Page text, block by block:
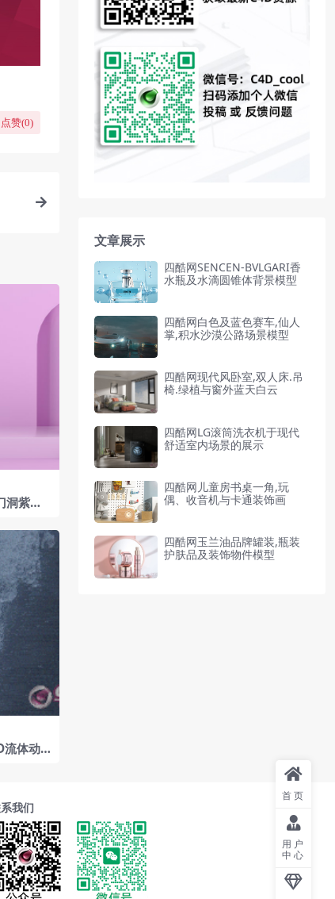
点赞(0)
洞紫色
流体动
文章展示
四酷网SENCEN-BVLGARI香
水瓶及水滴圆锥体背景模型
四酷网白色及蓝色赛车,仙人
掌,积水沙漠公路场景模型
四酷网现代风卧室,双人床.吊
椅.绿植与窗外蓝天白云
四酷网LG滚筒洗衣机于现代
舒适室内场景的展示
四酷网儿童房书桌一角,玩
偶、收音机与卡通装饰画
四酷网玉兰油品牌罐装,瓶装
护肤品及装饰物件模型
我们
首页
用户
中心